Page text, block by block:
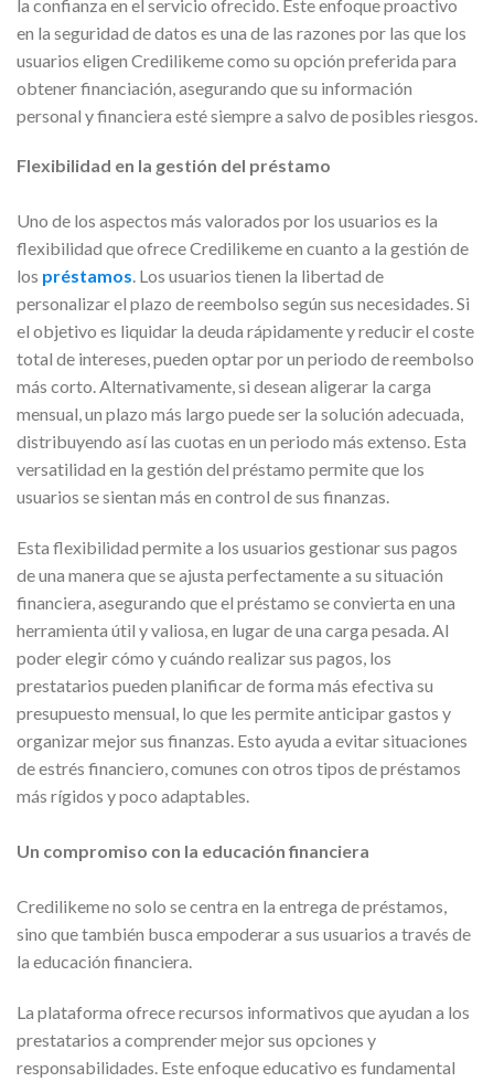
la confianza en el servicio ofrecido. Este enfoque proactivo
en la seguridad de datos es una de las razones por las que los
usuarios eligen Credilikeme como su opción preferida para
obtener financiación, asegurando que su información
personal y financiera esté siempre a salvo de posibles riesgos.
Flexibilidad en la gestión del préstamo
Uno de los aspectos más valorados por los usuarios es la
flexibilidad que ofrece Credilikeme en cuanto a la gestión de
los préstamos. Los usuarios tienen la libertad de
personalizar el plazo de reembolso según sus necesidades. Si
el objetivo es liquidar la deuda rápidamente y reducir el coste
total de intereses, pueden optar por un periodo de reembolso
más corto. Alternativamente, si desean aligerar la carga
mensual, un plazo más largo puede ser la solución adecuada,
distribuyendo así las cuotas en un periodo más extenso. Esta
versatilidad en la gestión del préstamo permite que los
usuarios se sientan más en control de sus finanzas.
Esta flexibilidad permite a los usuarios gestionar sus pagos
de una manera que se ajusta perfectamente a su situación
financiera, asegurando que el préstamo se convierta en una
herramienta útil y valiosa, en lugar de una carga pesada. Al
poder elegir cómo y cuándo realizar sus pagos, los
prestatarios pueden planificar de forma más efectiva su
presupuesto mensual, lo que les permite anticipar gastos y
organizar mejor sus finanzas. Esto ayuda a evitar situaciones
de estrés financiero, comunes con otros tipos de préstamos
más rígidos y poco adaptables.
Un compromiso con la educación financiera
Credilikeme no solo se centra en la entrega de préstamos,
sino que también busca empoderar a sus usuarios a través de
la educación financiera.
La plataforma ofrece recursos informativos que ayudan a los
prestatarios a comprender mejor sus opciones y
responsabilidades. Este enfoque educativo es fundamental